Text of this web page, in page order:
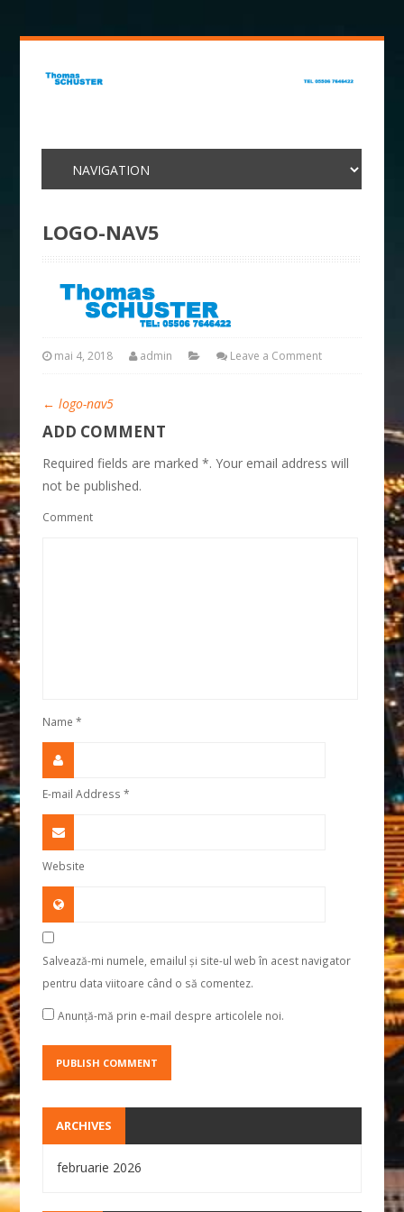
LOGO-NAV5
mai 4, 2018 admin Leave a Comment
← logo-nav5
ADD COMMENT
Required fields are marked *. Your email address will
not be published.
Comment
Name*
E-mail Address*
Website
Salvează-mi numele, emailul și site-ul web în acest navigator
pentru data viitoare când o să comentez.
Anunță-mă prin e-mail despre articolele noi.
ARCHIVES
februarie 2026